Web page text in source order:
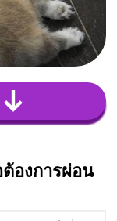
องการผ่อน